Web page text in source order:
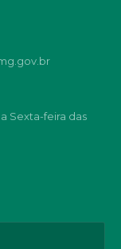
Sexta-feira das